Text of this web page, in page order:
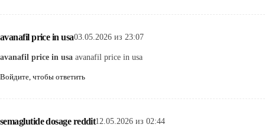
avanafil price in usa03.05.2026 из 23:07
avanafil price in usa avanafil price in usa
Войдите, чтобы ответить
semaglutide dosage reddit12.05.2026 из 02:44